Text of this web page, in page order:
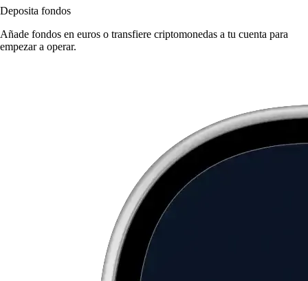
Deposita fondos
Añade fondos en euros o transfiere criptomonedas a tu cuenta para
empezar a operar.